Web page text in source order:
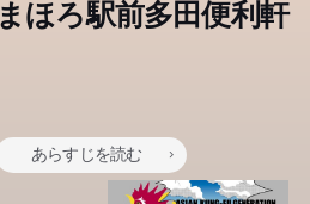
まほろ駅前多田便利軒
あらすじを読む